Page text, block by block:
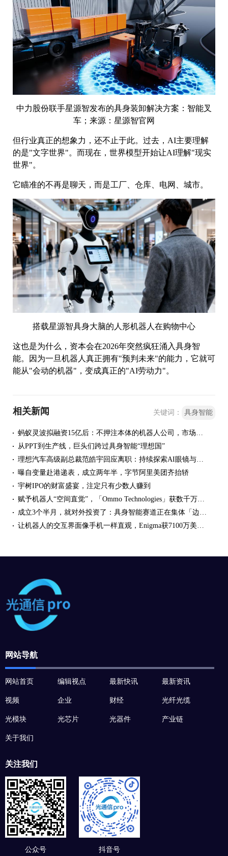
中力股份联手星源智发布的具身装卸解决方案：智能叉
车；来源：星源智官网
但行业真正的想象力，还不止于此。过去，AI主要理解
的是"文字世界"。而现在，世界模型开始让AI理解"现实
世界"。
它瞄准的不再是聊天，而是工厂、仓库、电网、城市。
搭载星源智具身大脑的人形机器人在购物中心
这也是为什么，资本会在2026年突然疯狂涌入具身智
能。因为一旦机器人真正拥有"预判未来"的能力，它就可
能从"会动的机器"，变成真正的"AI劳动力"。
相关新闻 关键词： 具身智能
蚂蚁灵波拟融资15亿后：不押注本体的机器人公司，市场在为什么定价？
从PPT到生产线，巨头们跨过具身智能“理想国”
理想汽车高级副总裁范皓宇回应离职：持续探索AI眼镜与具身智能
曝自变量赴港递表，成立两年半，字节阿里美团齐抬轿
宇树IPO的财富盛宴，注定只有少数人赚到
赋予机器人“空间直觉”，「Ommo Technologies」获数千万美元A轮融资｜36氪首发
成立3个半月，就对外投资了：具身智能赛道正在集体「边融边投」
让机器人的交互界面像手机一样直观，Enigma获7100万美元种子融资
网站导航
网站首页 编辑视点 最新快讯 最新资讯
视频 企业 财经 光纤光缆
光模块 光芯片 光器件 产业链
关于我们
关注我们
公众号 抖音号